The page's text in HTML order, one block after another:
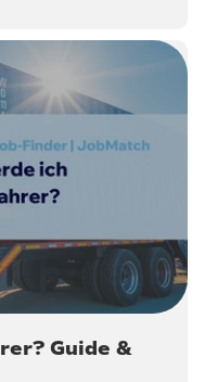
Guide &